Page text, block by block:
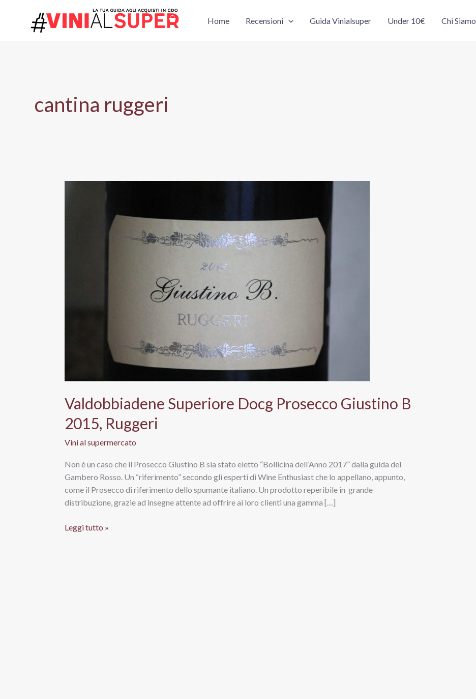
contenuto
Home Recensioni Guida Vinialsuper Under 10€ Chi Siamo
cantina ruggeri
Valdobbiadene Superiore Docg Prosecco Giustino B
2015, Ruggeri
Vini al supermercato
Non è un caso che il Prosecco Giustino B sia stato eletto “Bollicina dell’Anno 2017” dalla guida del
Gambero Rosso. Un “riferimento” secondo gli esperti di Wine Enthusiast che lo appellano, appunto,
come il Prosecco di riferimento dello spumante italiano. Un prodotto reperibile in grande
distribuzione, grazie ad insegne attente ad offrire ai loro clienti una gamma […]
Valdobbiadene
Leggi tutto »